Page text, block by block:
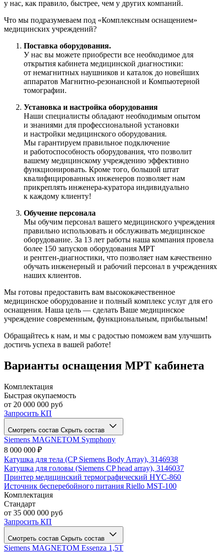
у нас, как правило, быстрее, чем у других компаний.
Что мы подразумеваем под «Комплексным оснащением»
медицинских учреждений?
Поставка оборудования.
У нас вы можете приобрести все необходимое для
открытия кабинета медицинской диагностики:
от немагнитных наушников и каталок до новейших
аппаратов Магнитно-резонансной и Компьютерной
томографии.
Установка и настройка оборудования
Наши специалисты обладают необходимым опытом
и знаниями для профессиональной установки
и настройки медицинского оборудования.
Мы гарантируем правильное подключение
и работоспособность оборудования, что позволит
вашему медицинскому учреждению эффективно
функционировать. Кроме того, большой штат
квалифицированных инженеров позволяет нам
прикреплять инженера-куратора индивидуально
к каждому клиенту!
Обучение персонала
Мы обучим персонал вашего медицинского учреждения
правильно использовать и обслуживать медицинское
оборудование. За 13 лет работы наша компания провела
более 150 запусков оборудования МРТ
и рентген-диагностики, что позволяет нам качественно
обучать инженерный и рабочий персонал в учреждениях
наших клиентов.
Мы готовы предоставить вам высококачественное
медицинское оборудование и полный комплекс услуг для его
оснащения. Наша цель — сделать Ваше медицинское
учреждение современным, функциональным, прибыльным!
Обращайтесь к нам, и мы с радостью поможем вам улучшить
достичь успеха в вашей работе!
Варианты оснащения МРТ кабинета
Комплектация
Быстрая окупаемость
от 20 000 000 руб
Запросить КП
Смотреть состав Скрыть состав
Siemens MAGNETOM Symphony
8 000 000 ₽
Катушка для тела (CP Siemens Body Array), 3146938
Катушка для головы (Siemens CP head array), 3146037
Принтер медицинский термографический HYC-860
Источник бесперебойного питания Riello MST-100
Комплектация
Стандарт
от 35 000 000 руб
Запросить КП
Смотреть состав Скрыть состав
Siemens MAGNETOM Essenza 1,5Т